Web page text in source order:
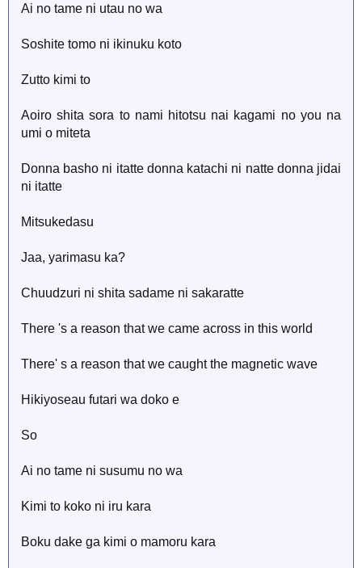
Ai no tame ni utau no wa
Soshite tomo ni ikinuku koto
Zutto kimi to
Aoiro shita sora to nami hitotsu nai kagami no you na
umi o miteta
Donna basho ni itatte donna katachi ni natte donna jidai
ni itatte
Mitsukedasu
Jaa, yarimasu ka?
Chuudzuri ni shita sadame ni sakaratte
There 's a reason that we came across in this world
There' s a reason that we caught the magnetic wave
Hikiyoseau futari wa doko e
So
Ai no tame ni susumu no wa
Kimi to koko ni iru kara
Boku dake ga kimi o mamoru kara